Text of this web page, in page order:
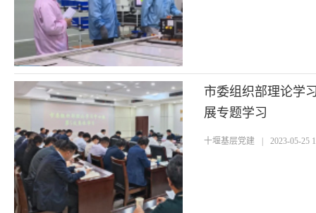
市委组织部理论学
展专题学习
十堰基层党建 2023-05-25